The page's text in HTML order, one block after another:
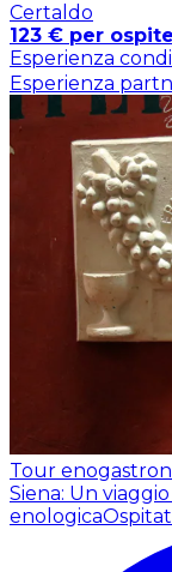
Certaldo
123 € per ospite
Esperienza
Esperienza
Tour
Siena: Un
enologica